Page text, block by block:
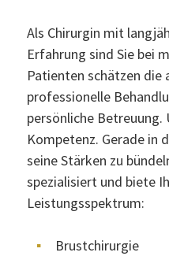
Als Chirurgin mit
Erfahrung sind Sie bei
Patienten schätzen die
professionelle
persönliche Betreuung.
Kompetenz. Gerade in
seine Stärken zu
spezialisiert und biete
Leistungsspektrum:
Brustchirurgie